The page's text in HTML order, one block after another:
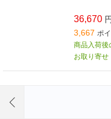
36,670
3,667 ポ
商品入荷
お取り寄せ